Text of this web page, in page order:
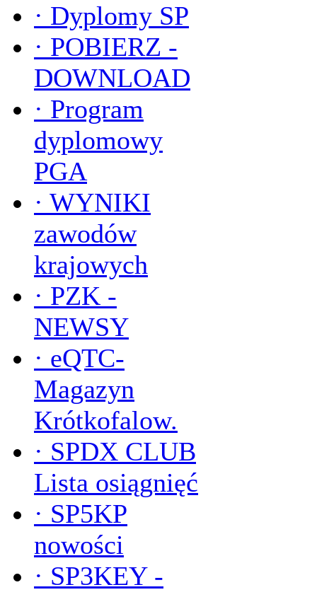
· Dyplomy SP
· POBIERZ -
DOWNLOAD
· Program
dyplomowy
PGA
· WYNIKI
zawodów
krajowych
· PZK -
NEWSY
· eQTC-
Magazyn
Krótkofalow.
· SPDX CLUB
Lista osiągnięć
· SP5KP
nowości
· SP3KEY -